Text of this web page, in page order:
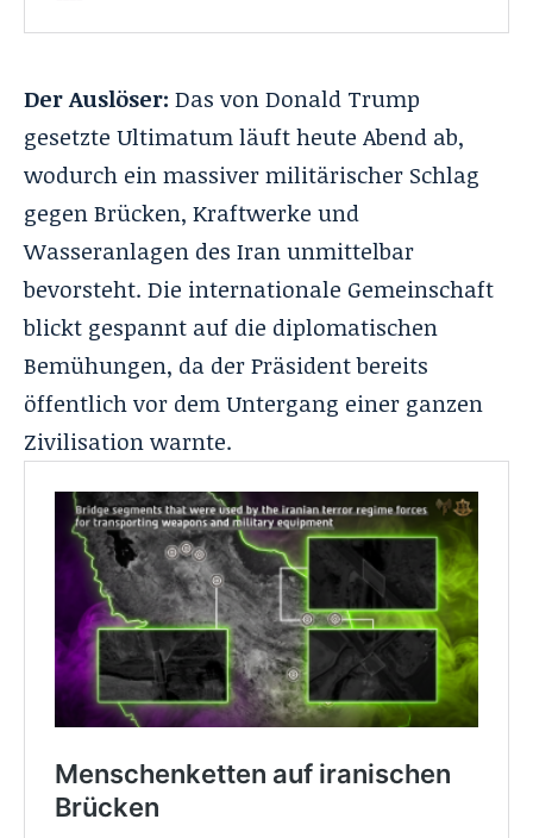
Der Auslöser: Das von Donald Trump
gesetzte Ultimatum läuft heute Abend ab,
wodurch ein massiver militärischer Schlag
gegen Brücken, Kraftwerke und
Wasseranlagen des Iran unmittelbar
bevorsteht. Die internationale Gemeinschaft
blickt gespannt auf die diplomatischen
Bemühungen, da der Präsident bereits
öffentlich vor dem Untergang einer ganzen
Zivilisation warnte.